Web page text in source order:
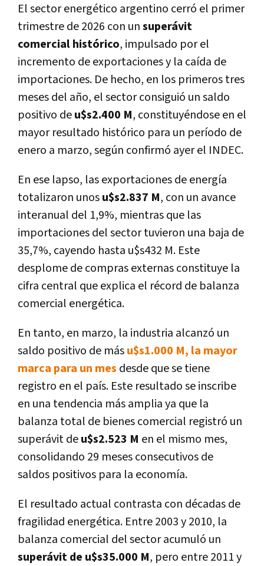
El sector energético argentino cerró el primer
trimestre de 2026 con unsuperávit
comercial histórico, impulsado por el
incremento de exportaciones y la caída de
importaciones. De hecho, en los primeros tres
meses del año, el sector consiguió un saldo
positivo deu$s2.400 M, constituyéndose en el
mayor resultado histórico para un período de
enero a marzo, según confirmó ayer el INDEC.
En ese lapso, las exportaciones de energía
totalizaron unosu$s2.837 M, con un avance
interanual del 1,9%, mientras que las
importaciones del sector tuvieron una baja de
35,7%, cayendo hasta u$s432 M. Este
desplome de compras externas constituye la
cifra central que explica el récord de balanza
comercial energética.
En tanto, en marzo, la industria alcanzó un
saldo positivo de másu$s1.000 M, la mayor
marca para un mes desde que se tiene
registro en el país. Este resultado se inscribe
en una tendencia más amplia ya que la
balanza total de bienes comercial registró un
superávit deu$s2.523 M en el mismo mes,
consolidando 29 meses consecutivos de
saldos positivos para la economía.
El resultado actual contrasta con décadas de
fragilidad energética. Entre 2003 y 2010, la
balanza comercial del sector acumuló un
superávit de u$s35.000 M, pero entre 2011 y